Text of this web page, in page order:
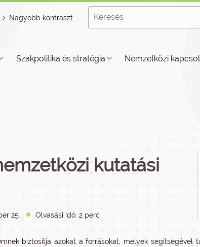
Nagyobb kontraszt
Szakpolitika és stratégia Nemzetközi
kutatási
25. Olvasási idő: 2 perc
biztosítja azokat a forrásokat, melyek segítségével